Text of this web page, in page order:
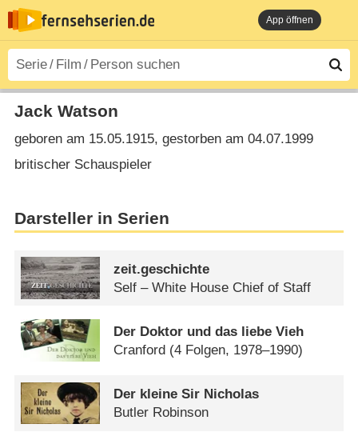
App öffnen
Jack Watson
geboren am 15.05.1915, gestorben am 04.07.1999
britischer Schauspieler
Darsteller in Serien
zeit.geschichte
Self – White House Chief of Staff
Der Doktor und das liebe Vieh
Cranford (4 Folgen, 1978–1990)
Der kleine Sir Nicholas
Butler Robinson